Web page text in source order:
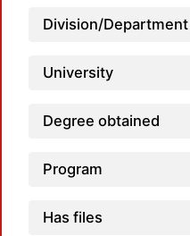
Division/Department
University
Degree obtained
Program
Has files